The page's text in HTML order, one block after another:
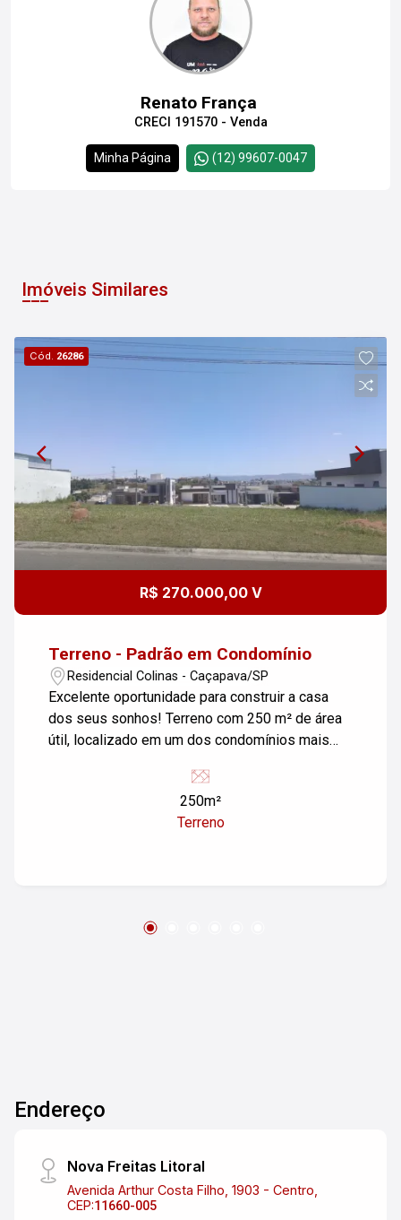
Renato França
CRECI 191570 - Venda
Minha Página (12) 99607-0047
Imóveis Similares
Cód. 26286
R$ 270.000,00 V
Terreno - Padrão em Condomínio
Residencial Colinas - Caçapava/SP
Excelente oportunidade para construir a casa
dos seus sonhos! Terreno com 250 m² de área
útil, localizado em um dos condomínios mais
possui topografia plana, facilitando o projeto e
reduzindo custos de construção. Ideal para
quem busca um espaço amplo, em meio a um
250m²
Terreno
Endereço
Nova Freitas Litoral
Avenida Arthur Costa Filho, 1903 - Centro,
CEP:11660-005